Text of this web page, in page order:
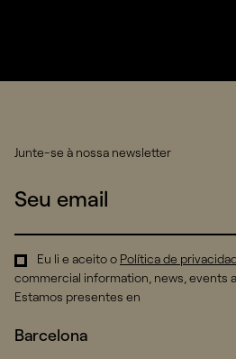
Junte-se à nossa newsletter
Eu li e aceito o Política de
commercial information, news, events
Estamos presentes en
Barcelona